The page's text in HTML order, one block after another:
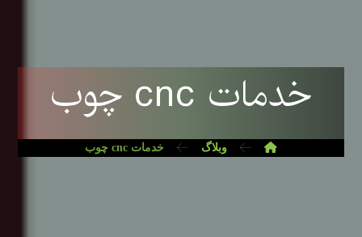
خدمات cnc چوب
وبلاگ خدمات cnc چوب